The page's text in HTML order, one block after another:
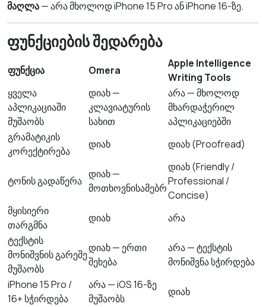
მაღლა— არა მხოლოდ iPhone 15 Pro ან iPhone 16-ზე.
ფუნქციების შედარება
ფუნქცია Omera
Apple Intelligence
Writing Tools
ყველა
აპლიკაციაში
მუშაობს
დიახ —
კლავიატურის
სახით
არა — მხოლოდ
მხარდაჭერილ
აპლიკაციებში
გრამატიკის
კორექტირება
დიახ დიახ (Proofread)
ტონის გადაწერა
დიახ —
მოთხოვნისამებრ
დიახ (Friendly /
Professional /
Concise)
მყისიერი
თარგმნა
დიახ
არა
ტექსტის
მონიშვნის გარეშე
მუშაობს
დიახ — ერთი
შეხება
არა — ტექსტის
მონიშვნა სჭირდება
iPhone 15 Pro /
16+ სჭირდება
არა — iOS 16-ზე
მუშაობს
დიახ